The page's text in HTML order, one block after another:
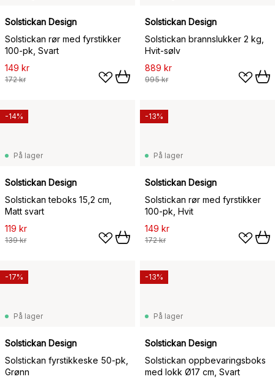
Solstickan Design
Solstickan rør med fyrstikker
100-pk, Svart
149 kr
172 kr
Solstickan Design
Solstickan brannslukker 2 kg,
Hvit-sølv
889 kr
995 kr
På lager
Solstickan Design
Solstickan teboks 15,2 cm,
Matt svart
119 kr
139 kr
-14%
På lager
Solstickan Design
Solstickan rør med fyrstikker
100-pk, Hvit
149 kr
172 kr
-13%
På lager
Solstickan Design
Solstickan fyrstikkeske 50-pk,
Grønn
-17%
På lager
Solstickan Design
Solstickan oppbevaringsboks
med lokk Ø17 cm, Svart
-13%